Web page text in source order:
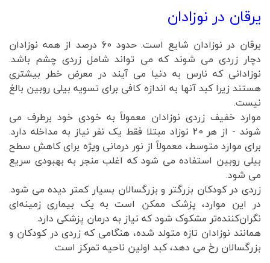
یرقان در نوزادان
یرقان در نوزادان شایع است. حدود 60 درصد از همه نوزادان
دچار زردی می شوند که می تواند شامل زردی چشم باشد.
نوزادانی که نارس به دنیا می آیند در معرض خطر بیشتری
هستند زیرا کبد آنها به اندازه کافی برای تسویه بیلی روبین بالغ
نیست.
موارد خفیف زردی نوزادان معمولاً به خودی خود برطرف می
شوند - از هر 20 نوزاد مبتلا فقط یک نفر نیاز به مداخله دارد.
برای موارد متوسط، معمولاً از نور درمانی ویژه برای کاهش سطح
بیلی روبین استفاده می شود که اغلب منجر به بهبودی سریع
می شود.
زردی در کودکان بزرگتر و بزرگسالان بسیار کمتر دیده می شود.
در این موارد، پزشک ممکن است به یک بیماری زمینه‌ای
نگران‌کننده‌تر مشکوک شود که نیاز به درمان پزشکی دارد.
همانند نوزادان تازه متولد شده، هنگامی که زردی در کودکان و
بزرگسالان رخ می دهد، کبد اولین ناحیه تمرکز است.